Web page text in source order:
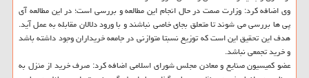
وی اضافه كرد: وزارت صمت در حال انجام این مطالعه و بررسی است؛ در این مطالعه آی
پی ها بررسی می شوند تا متعلق بجای خاصی نباشند و با ورود دلالان مقابله به عمل آید.
هدف این تحقیق این است كه توزیع نسبتا متوازنی در جامعه خریداران وجود داشته باشد
و خرید تجمعی نباشد.
عضو كمیسیون صنایع و معادن مجلس شورای اسلامی اضافه كرد: صرف خرید از منزل به